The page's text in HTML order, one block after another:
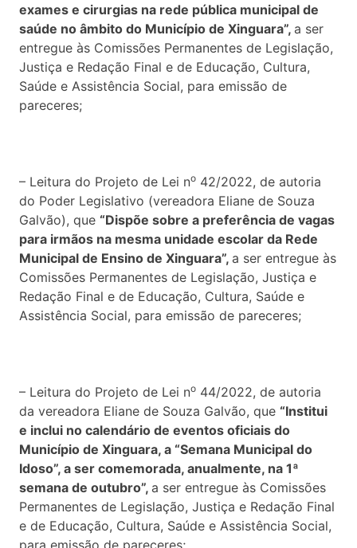
exames e cirurgias na rede pública municipal de
saúde no âmbito do Município de Xinguara”, a ser
entregue às Comissões Permanentes de Legislação,
Justiça e Redação Final e de Educação, Cultura,
Saúde e Assistência Social, para emissão de
pareceres;
– Leitura do Projeto de Lei no 42/2022, de autoria
do Poder Legislativo (vereadora Eliane de Souza
Galvão), que “Dispõe sobre a preferência de vagas
para irmãos na mesma unidade escolar da Rede
Municipal de Ensino de Xinguara”, a ser entregue às
Comissões Permanentes de Legislação, Justiça e
Redação Final e de Educação, Cultura, Saúde e
Assistência Social, para emissão de pareceres;
– Leitura do Projeto de Lei no 44/2022, de autoria
da vereadora Eliane de Souza Galvão, que “Institui
e inclui no calendário de eventos oficiais do
Município de Xinguara, a “Semana Municipal do
Idoso”, a ser comemorada, anualmente, na 1ª
semana de outubro”, a ser entregue às Comissões
Permanentes de Legislação, Justiça e Redação Final
e de Educação, Cultura, Saúde e Assistência Social,
para emissão de pareceres;